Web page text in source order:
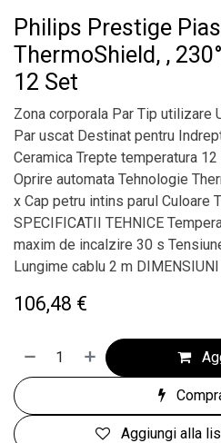
Philips Prestige
ThermoShield, ,
12 Set
Zona corporala Par Tip utilizare
Par uscat Destinat pentru
Ceramica Trepte temperatura
Oprire automata Tehnologie
x Cap petru intins parul Culoare
SPECIFICATII TEHNICE
maxim de incalzire 30 s
Lungime cablu 2 m
106,48 €
Aggiungi alla